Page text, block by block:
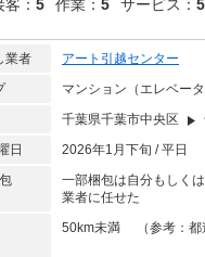
客： 5 作業： 5 サービス： 5
業者
アート引越センター
マンション（エレベータ
千葉県千葉市中央区
日
2026年1月下旬 / 平日
一部梱包は自分もしく
業者に任せた
50km未満 （参考：都